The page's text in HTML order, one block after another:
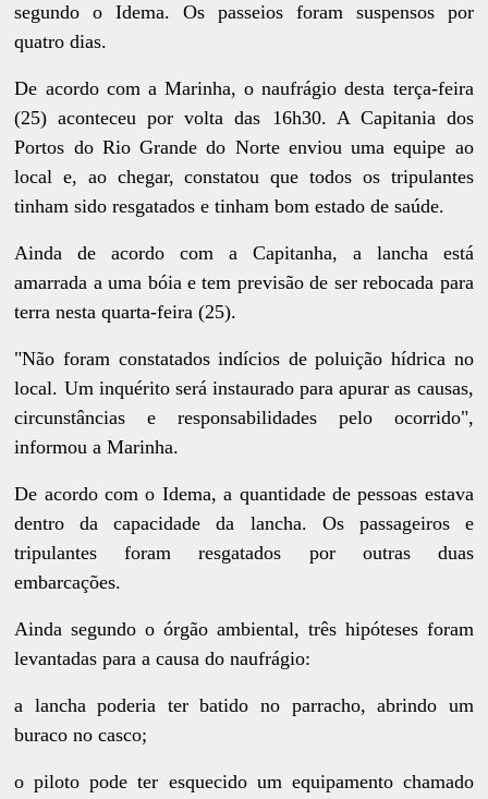
segundo o Idema. Os passeios foram suspensos por
quatro dias.
De acordo com a Marinha, o naufrágio desta terça-feira
(25) aconteceu por volta das 16h30. A Capitania dos
Portos do Rio Grande do Norte enviou uma equipe ao
local e, ao chegar, constatou que todos os tripulantes
tinham sido resgatados e tinham bom estado de saúde.
Ainda de acordo com a Capitanha, a lancha está
amarrada a uma bóia e tem previsão de ser rebocada para
terra nesta quarta-feira (25).
"Não foram constatados indícios de poluição hídrica no
local. Um inquérito será instaurado para apurar as causas,
circunstâncias e responsabilidades pelo ocorrido",
informou a Marinha.
De acordo com o Idema, a quantidade de pessoas estava
dentro da capacidade da lancha. Os passageiros e
tripulantes foram resgatados por outras duas
embarcações.
Ainda segundo o órgão ambiental, três hipóteses foram
levantadas para a causa do naufrágio:
a lancha poderia ter batido no parracho, abrindo um
buraco no casco;
o piloto pode ter esquecido um equipamento chamado